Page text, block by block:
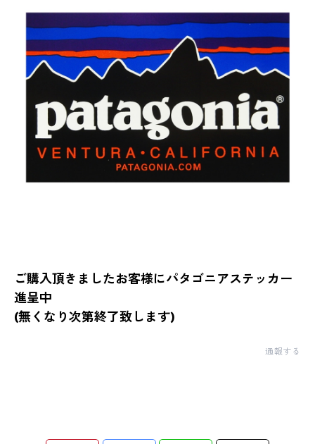
ご購入頂きましたお客様にパタゴニアステッカー
進呈中
(無くなり次第終了致します)
通報する